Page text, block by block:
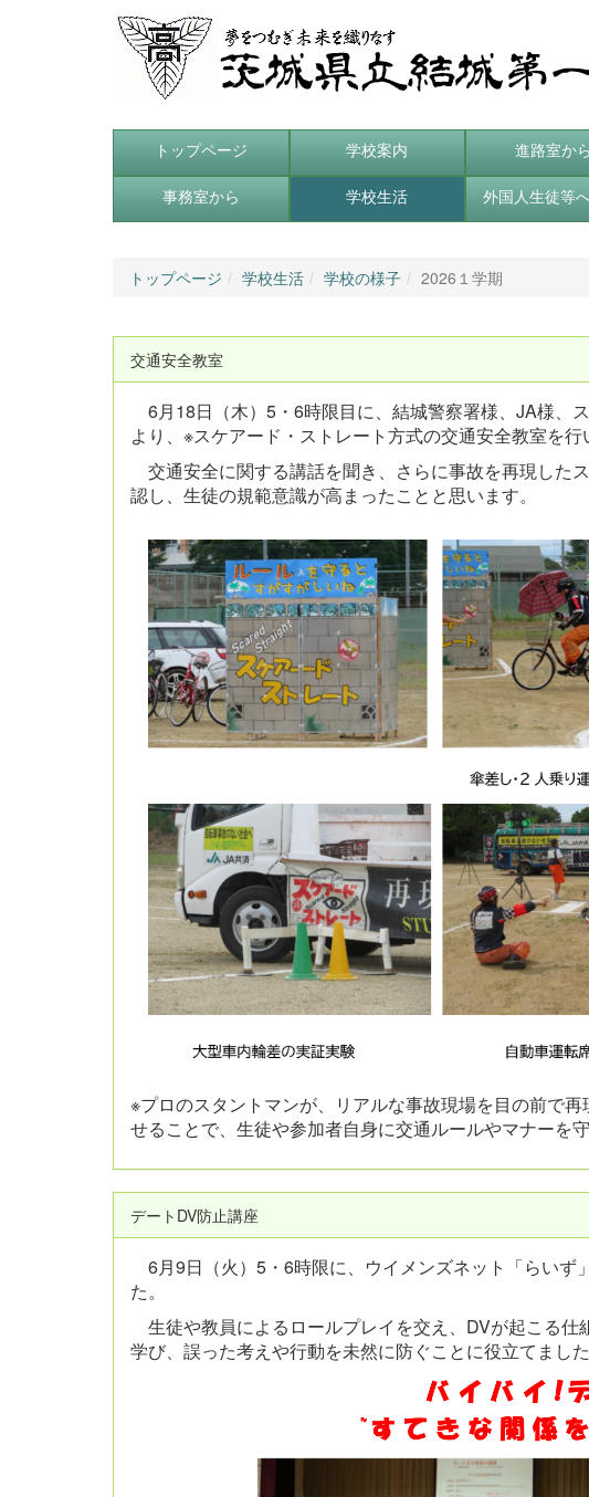
トップページ 学校案内 進路室から
事務室から 学校生活
トップページ 学校生活 学校の様子 2026１学期
交通安全教室
6月18日（木）5・6時限目に、結城警察署様、JA様、
より、※スケアード・ストレート方式の交通安全教室を行
交通安全に関する講話を聞き、さらに事故を再現した
認し、生徒の規範意識が高まったことと思います。
※プロのスタントマンが、リアルな事故現場を目の前で
せることで、生徒や参加者自身に交通ルールやマナーを
デートDV防止講座
6月9日（火）5・6時限に、ウイメンズネット「らいず
た。
生徒や教員によるロールプレイを交え、DVが起こる
学び、誤った考えや行動を未然に防ぐことに役立てました